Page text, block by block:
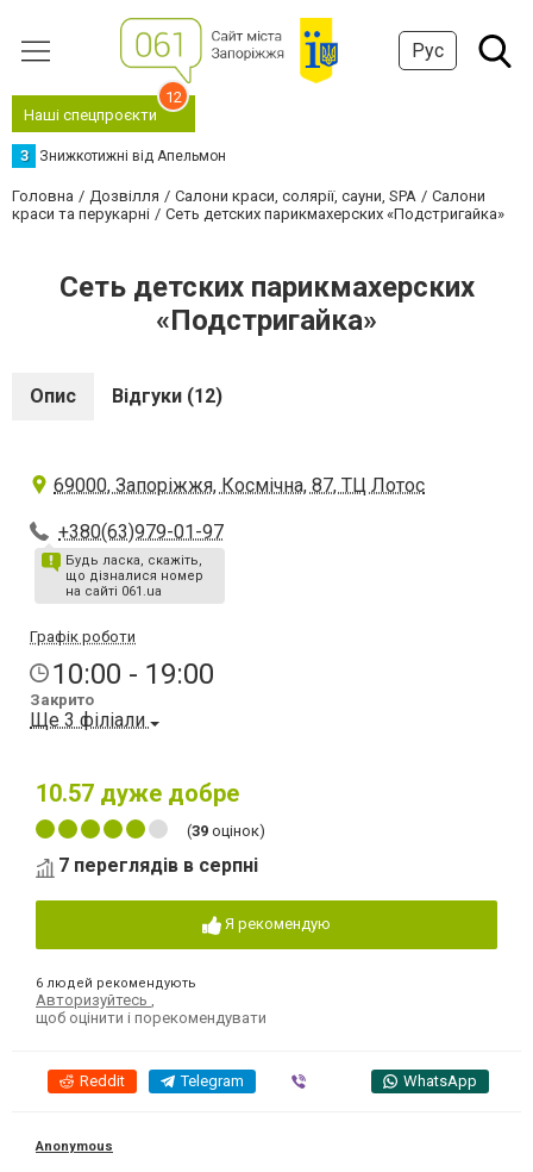
Рус
Наші спецпроєкти
12
З Знижкотижні від Апельмон
Головна Дозвілля Салони краси, солярії, сауни, SPA
Салони
краси та перукарні
Сеть детских парикмахерских «Подстригайка»
Сеть детских парикмахерских
«Подстригайка»
Опис Відгуки (12)
69000, Запоріжжя, Космічна, 87, ТЦ Лотос
+380(63)979-01-97
Будь ласка, скажіть,
що дізналися номер
на сайті 061.ua
Графік роботи
10:00 - 19:00
Закрито
Ще 3 філіали
10.57 дуже добре
(39 оцінок)
7 переглядів в серпні
Я рекомендую
6 людей рекомендують
Авторизуйтесь
щоб оцінити і порекомендувати
Reddit Telegram WhatsApp
Anonymous